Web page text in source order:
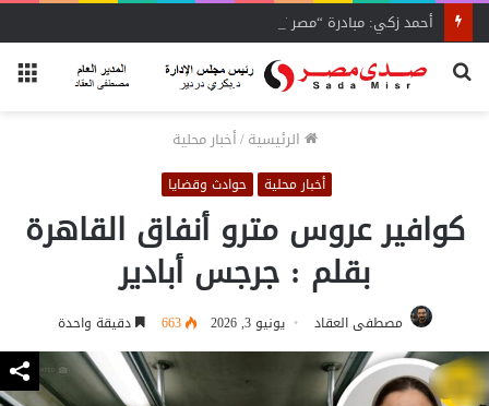
أحمد زكي: مبادرة “مصر تنطلق بالتصدير”
بحث
الرئيسية/أخبار محلية
أخبار محلية حوادث وقضايا
كوافير عروس مترو أنفاق القاهرة
بقلم : جرجس أبادير
مصطفى العقاد يونيو 3, 2026 663 دقيقة واحدة